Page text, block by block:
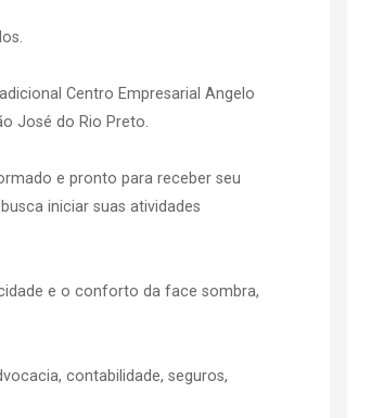
Centro Empresarial Angelo
José do Rio Preto.
e pronto para receber seu
iniciar suas atividades
e o conforto da face sombra,
contabilidade, seguros,